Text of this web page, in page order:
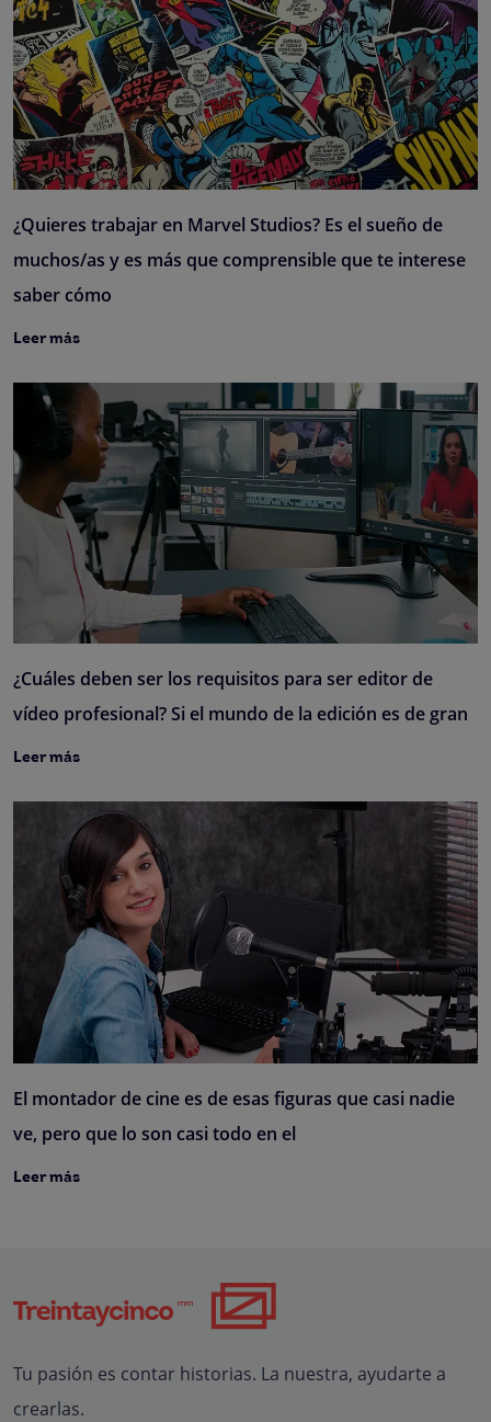
¿Quieres trabajar en Marvel Studios? Es el sueño de
muchos/as y es más que comprensible que te interese
saber cómo
Leer más
¿Cuáles deben ser los requisitos para ser editor de
vídeo profesional? Si el mundo de la edición es de gran
Leer más
El montador de cine es de esas figuras que casi nadie
ve, pero que lo son casi todo en el
Leer más
Tu pasión es contar historias. La nuestra, ayudarte a
crearlas.